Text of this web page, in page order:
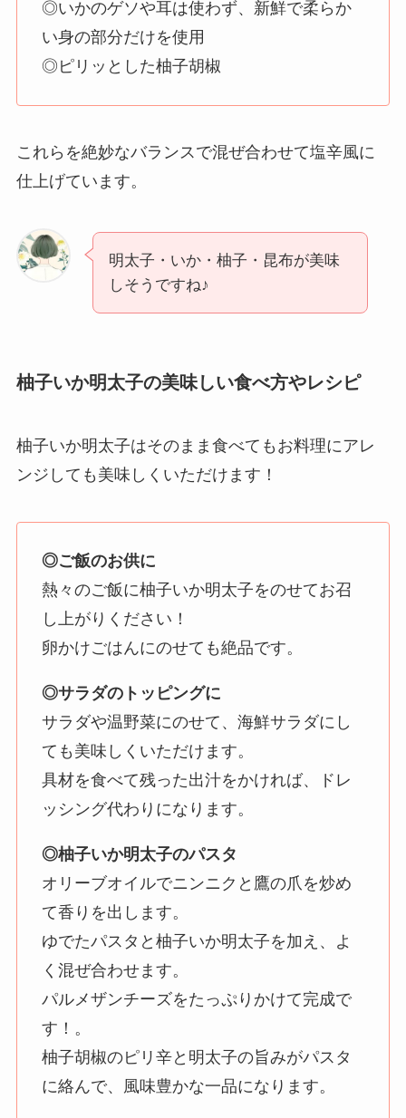
◎いかのゲソや耳は使わず、新鮮で柔らか
い身の部分だけを使用
◎ピリッとした柚子胡椒
これらを絶妙なバランスで混ぜ合わせて塩辛風に
仕上げています。
明太子・いか・柚子・昆布が美味
しそうですね♪
柚子いか明太子の美味しい食べ方やレシピ
柚子いか明太子はそのまま食べてもお料理にアレ
ンジしても美味しくいただけます！
◎ご飯のお供に
熱々のご飯に柚子いか明太子をのせてお召
し上がりください！
卵かけごはんにのせても絶品です。
◎サラダのトッピングに
サラダや温野菜にのせて、海鮮サラダにし
ても美味しくいただけます。
具材を食べて残った出汁をかければ、ドレ
ッシング代わりになります。
◎柚子いか明太子のパスタ
オリーブオイルでニンニクと鷹の爪を炒め
て香りを出します。
ゆでたパスタと柚子いか明太子を加え、よ
く混ぜ合わせます。
パルメザンチーズをたっぷりかけて完成で
す！。
柚子胡椒のピリ辛と明太子の旨みがパスタ
に絡んで、風味豊かな一品になります。